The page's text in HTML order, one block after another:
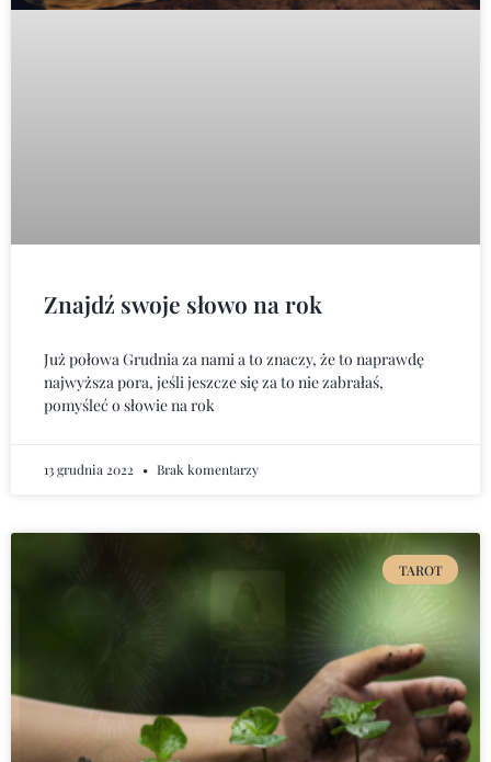
Znajdź swoje słowo na rok
Już połowa Grudnia za nami a to znaczy, że to naprawdę
najwyższa pora, jeśli jeszcze się za to nie zabrałaś,
pomyśleć o słowie na rok
13 grudnia 2022 Brak komentarzy
TAROT